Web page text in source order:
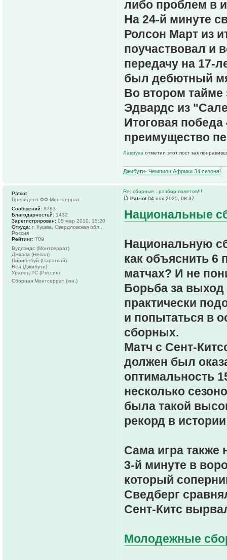
либо проблем в
На 24-й минуте
Ролсон Март из
поучаствовал и
передачу на 17-
был дебютный
Во втором
Эдвардс из
Итоговая победа
преимущество
Лавруха отметил этот пост как
Джибути- Чемпион Африки 34 сезона!
Re: сборные...разбор полетов!!!
Patriot04 ноя 2025, 08:37
Национальные
Национальную
как объяснить 6
матчах? И не
Борьба за
практически
и попытаться в
сборных.
Матч с Сент-
должен был
оптимальность
несколько
была такой
рекорд в
Сама игра также
3-й минуте в
который
Сведберг
Сент-Китс
Молодежные
Patriot
Президент ФФ Монтсеррат
Сообщений: 8783
Благодарностей: 1432
Зарегистрирован: 05 мар 2010, 15:20
Откуда: г. Кушва, Свердловская обл.,
Россия
Рейтинг: 709
Вудлэндс (Монтсеррат)
Джхапа (Непал)
Пирибебуй (Парагвай)
Веа (Джибути)
Уралец-ТС (Россия)
Сборная Монтсеррат (юн.)